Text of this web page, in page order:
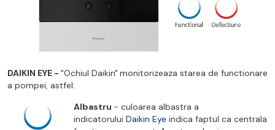
DAIKIN EYE - "Ochiul Daikin" monitorizeaza starea de functionare
a pompei, astfel:
Albastru - culoarea albastra a
indicatorului Daikin Eye indica faptul ca centrala